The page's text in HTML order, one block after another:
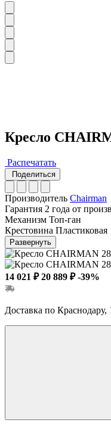
Кресло
Распечатать
Поделиться
Производитель Chairman
Гарантия 2 года от
Механизм Топ-ган
Крестовина Пластиковая
Развернуть
14 021 ₽ 20 889 ₽ -39%
Доставка по Краснодару,